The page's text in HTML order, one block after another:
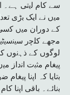
ﻣﯾں ﻧﮯ اﯾﮏ ﺑڑی
ﮐﮯ دوران ﻣﯾں ﮐﺳﯽ
ﻣﺟﮭﮯ ﮐﻠﭼر
ﻟوﮔوں ﮐﮯ ذﮨﻧوں
ﭘﯾﻐﺎم ﻣﺛﺑت اﻧداز
ﺑﺗﺎﯾﺎ ﮐہ اﭘﻧﺎ
ﺑﻧﺎئے۔ ﺑﺎﻗﯽ اﭘﻧﺎ